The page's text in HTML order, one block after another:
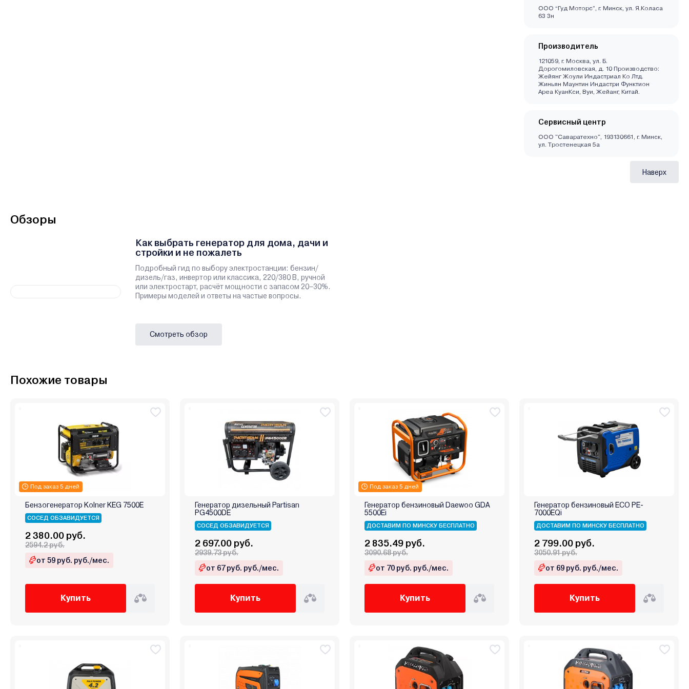
ООО “Гуд Моторс”, г. Минск, ул. Я.Коласа
63 3н
Производитель
121059, г. Москва, ул. Б.
Дорогомиловская, д. 10 Производство:
Жейянг Жоули Индастриал Ко Лтд.
Жиньян Маунтин Индастри Функтион
Ареа КуанКси, Вуи, Жейанг, Китай.
Сервисный центр
ООО "Саваратехно", 193130661, г. Минск,
ул. Тростенецкая 5а
Наверх
Обзоры
Как выбрать генератор для дома, дачи и
стройки и не пожалеть
Подробный гид по выбору электростанции: бензин/
дизель/газ, инвертор или классика, 220/380 В, ручной
или электростарт, расчёт мощности с запасом 20–30%.
Примеры моделей и ответы на частые вопросы.
Смотреть обзор
Похожие товары
Под заказ 5 дней
Бензогенератор Kolner KEG 7500E
СОСЕД ОБЗАВИДУЕТСЯ
2 380.00 руб.
2594.2 руб.
от 59 руб. руб./мес.
Купить
Генератор дизельный Partisan
PG4500DE
СОСЕД ОБЗАВИДУЕТСЯ
2 697.00 руб.
2939.73 руб.
от 67 руб. руб./мес.
Купить
Под заказ 5 дней
Генератор бензиновый Daewoo GDA
5500Ei
ДОСТАВИМ ПО МИНСКУ БЕСПЛАТНО
2 835.49 руб.
3090.68 руб.
от 70 руб. руб./мес.
Купить
Генератор бензиновый ECO PE-
7000EQi
ДОСТАВИМ ПО МИНСКУ БЕСПЛАТНО
2 799.00 руб.
3050.91 руб.
от 69 руб. руб./мес.
Купить